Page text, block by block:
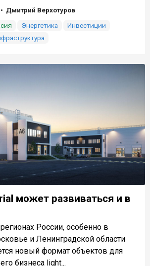
Дмитрий Верхотуров
Энергетика
Инвестиции
может развиваться и в
России, особенно в
и Ленинградской области
новый формат объектов для
бизнеса light...